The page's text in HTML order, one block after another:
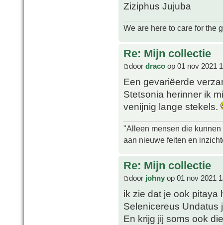
Ziziphus Jujuba
We are here to care for the
Re: Mijn collectie
door draco op 01 nov 2021
Een gevariëerde
Stetsonia herinner ik
venijnig lange stekels.
"Alleen mensen die
aan nieuwe feiten en
Re: Mijn collectie
door johny op 01 nov 2021
ik zie dat je ook pitaya
Selenicereus Undatus
En krijg jij soms ook